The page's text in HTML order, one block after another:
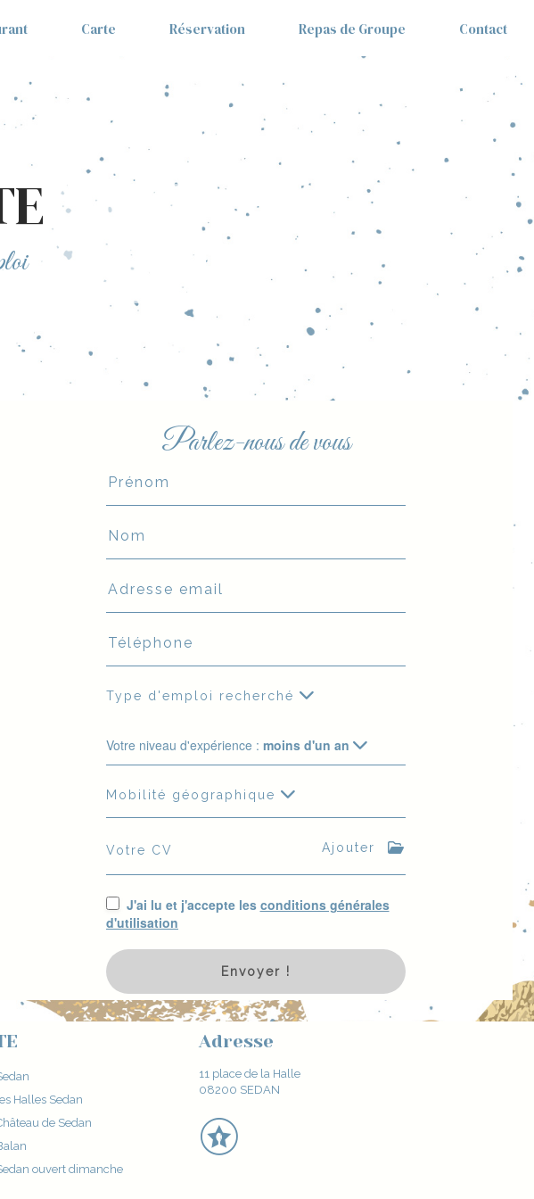
Carte Réservation Repas de Groupe Contact
Parlez-nous de vous
Type d'emploi recherché
Votre niveau d'expérience : moins d'un an
Mobilité géographique
Votre CV Ajouter
J'ai lu et j'accepte les conditions générales
d'utilisation
Envoyer !
Halles Sedan
de Sedan
ouvert dimanche
Adresse
11 place de la Halle
08200 SEDAN